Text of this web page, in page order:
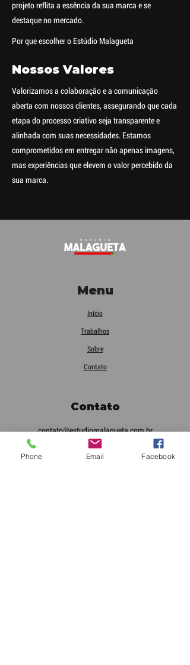
projeto reflita a essência da sua marca e se
destaque no mercado.
Por que escolher o Estúdio Malagueta
Nossos Valores
Valorizamos a colaboração e a comunicação
aberta com nossos clientes, assegurando que cada
etapa do processo criativo seja transparente e
alinhada com suas necessidades. Estamos
comprometidos em entregar não apenas imagens,
mas experiências que elevem o valor percebido da
sua marca.
Menu
Início
Trabalhos
Sobre
Contato
Contato
contato@estudiomalagueta.com.br
(19) 98247-0040
Phone Email Facebook